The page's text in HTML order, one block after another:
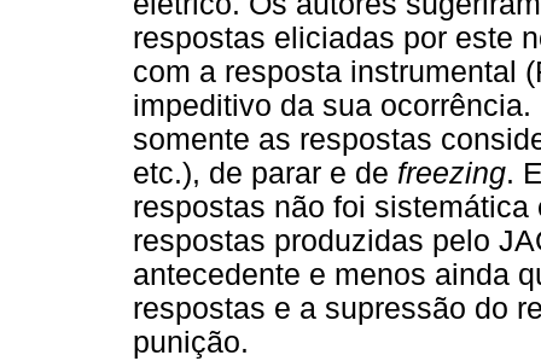
respostas eliciadas por este
com a resposta instrumental
impeditivo da sua
somente as respostas
etc.), de parar e de freezing.
respostas não foi
respostas produzidas pelo
antecedente e menos ainda
respostas e a supressão do
punição.